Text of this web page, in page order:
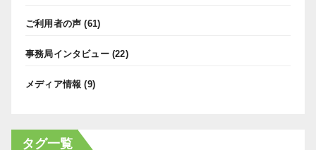
ご利用者の声 (61)
事務局インタビュー(22)
メディア情報 (9)
タグ一覧